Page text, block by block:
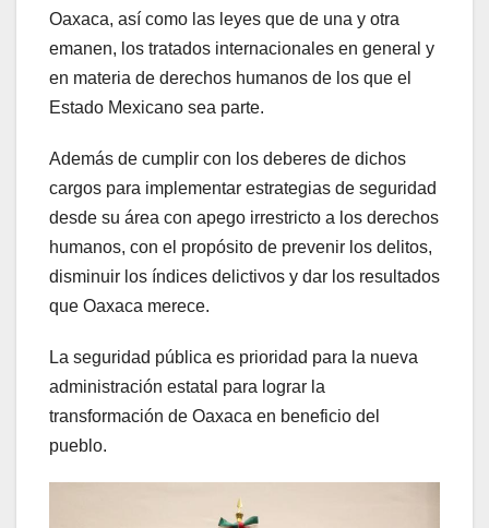
Oaxaca, así como las leyes que de una y otra
emanen, los tratados internacionales en general y
en materia de derechos humanos de los que el
Estado Mexicano sea parte.
Además de cumplir con los deberes de dichos
cargos para implementar estrategias de seguridad
desde su área con apego irrestricto a los derechos
humanos, con el propósito de prevenir los delitos,
disminuir los índices delictivos y dar los resultados
que Oaxaca merece.
La seguridad pública es prioridad para la nueva
administración estatal para lograr la
transformación de Oaxaca en beneficio del
pueblo.